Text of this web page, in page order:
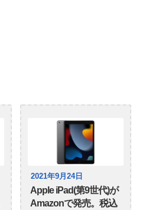
2021年9月24日
Apple iPad(第9世代)が
Amazonで発売。税込